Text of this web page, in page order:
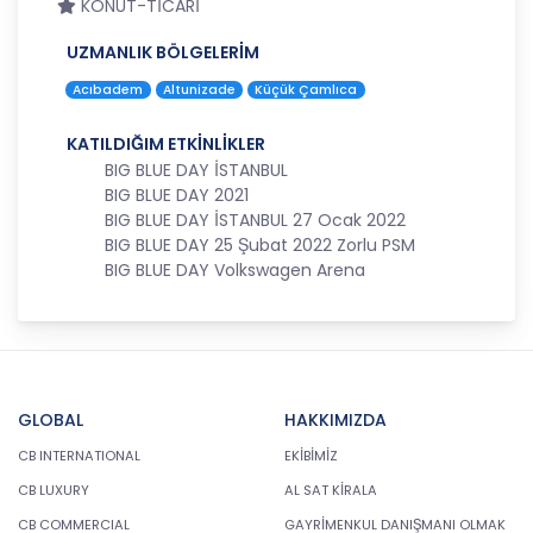
3. Belirli, Açık ve Meşru Amaçlarla İşleme
CB Gayrimenkul Franchising Pazarlama ve
amaçla işleneceğini belirlemekle ve bu amaçları
kişisel veriler işlenmeden önce veri sahiplerinin
bilgisine sunmakla yükümlüdür. Kişisel veriler
belirtilen meşru ve hukuka uygun amaçlar
dışında işlenmeyecektir..
4. İşlendikleri Amaçla Bağlantılı, Sınırlı ve Ölçülü
CB Gayrimenkul Franchising Pazarlama ve
bir biçimde işleyecek ve amacın
gerçekleştirilmesi ile ilgili olmayan veya ihtiyaç
kaçınacaktır.
KONUT-TİCARİ
UZMANLIK BÖLGELERİM
Acıbadem Altunizade Küçük Çamlıca
KATILDIĞIM ETKİNLİKLER
BIG BLUE DAY İSTANBUL
BIG BLUE DAY 2021
BIG BLUE DAY İSTANBUL 27 Ocak 2022
BIG BLUE DAY 25 Şubat 2022 Zorlu PSM
BIG BLUE DAY Volkswagen Arena
GLOBAL
CB INTERNATIONAL
CB LUXURY
CB COMMERCIAL
HAKKIMIZDA
EKİBİMİZ
AL SAT KİRALA
GAYRİMENKUL DANIŞMANI OLMAK